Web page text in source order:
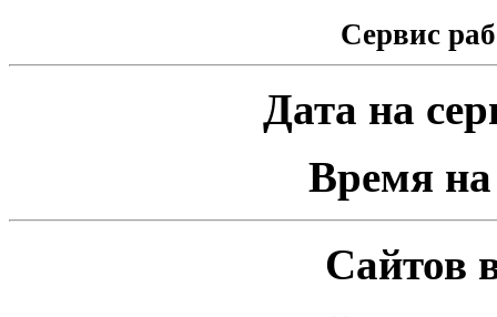
Сервис
Дата на
Время на
Сайтов